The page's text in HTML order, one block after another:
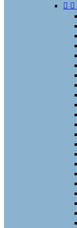
 